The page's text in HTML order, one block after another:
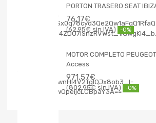
PORTON TRASERO SEAT
76,17€
62,95€ -0%
MOTOR COMPLETO
Access
971,57€
802,95€ -0%